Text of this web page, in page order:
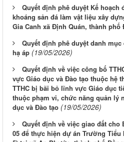
Quyết định phê duyệt Kế hoạch
khoáng sản đá làm vật liệu xây
Gia Canh xã Định Quán, thành phố
Quyết định phê duyệt danh
hạ áp (19/05/2026)
Quyết định về việc công bố
vực Giáo dục và Đào tạo thuộc hệ
TTHC bị bãi bỏ lĩnh vực Giáo dục
thuộc phạm vi, chức năng quản lý
dục và Đào tạo (19/05/2026)
Quyết định về việc giao đất cho
05 để thực hiện dự án Trường Tiểu